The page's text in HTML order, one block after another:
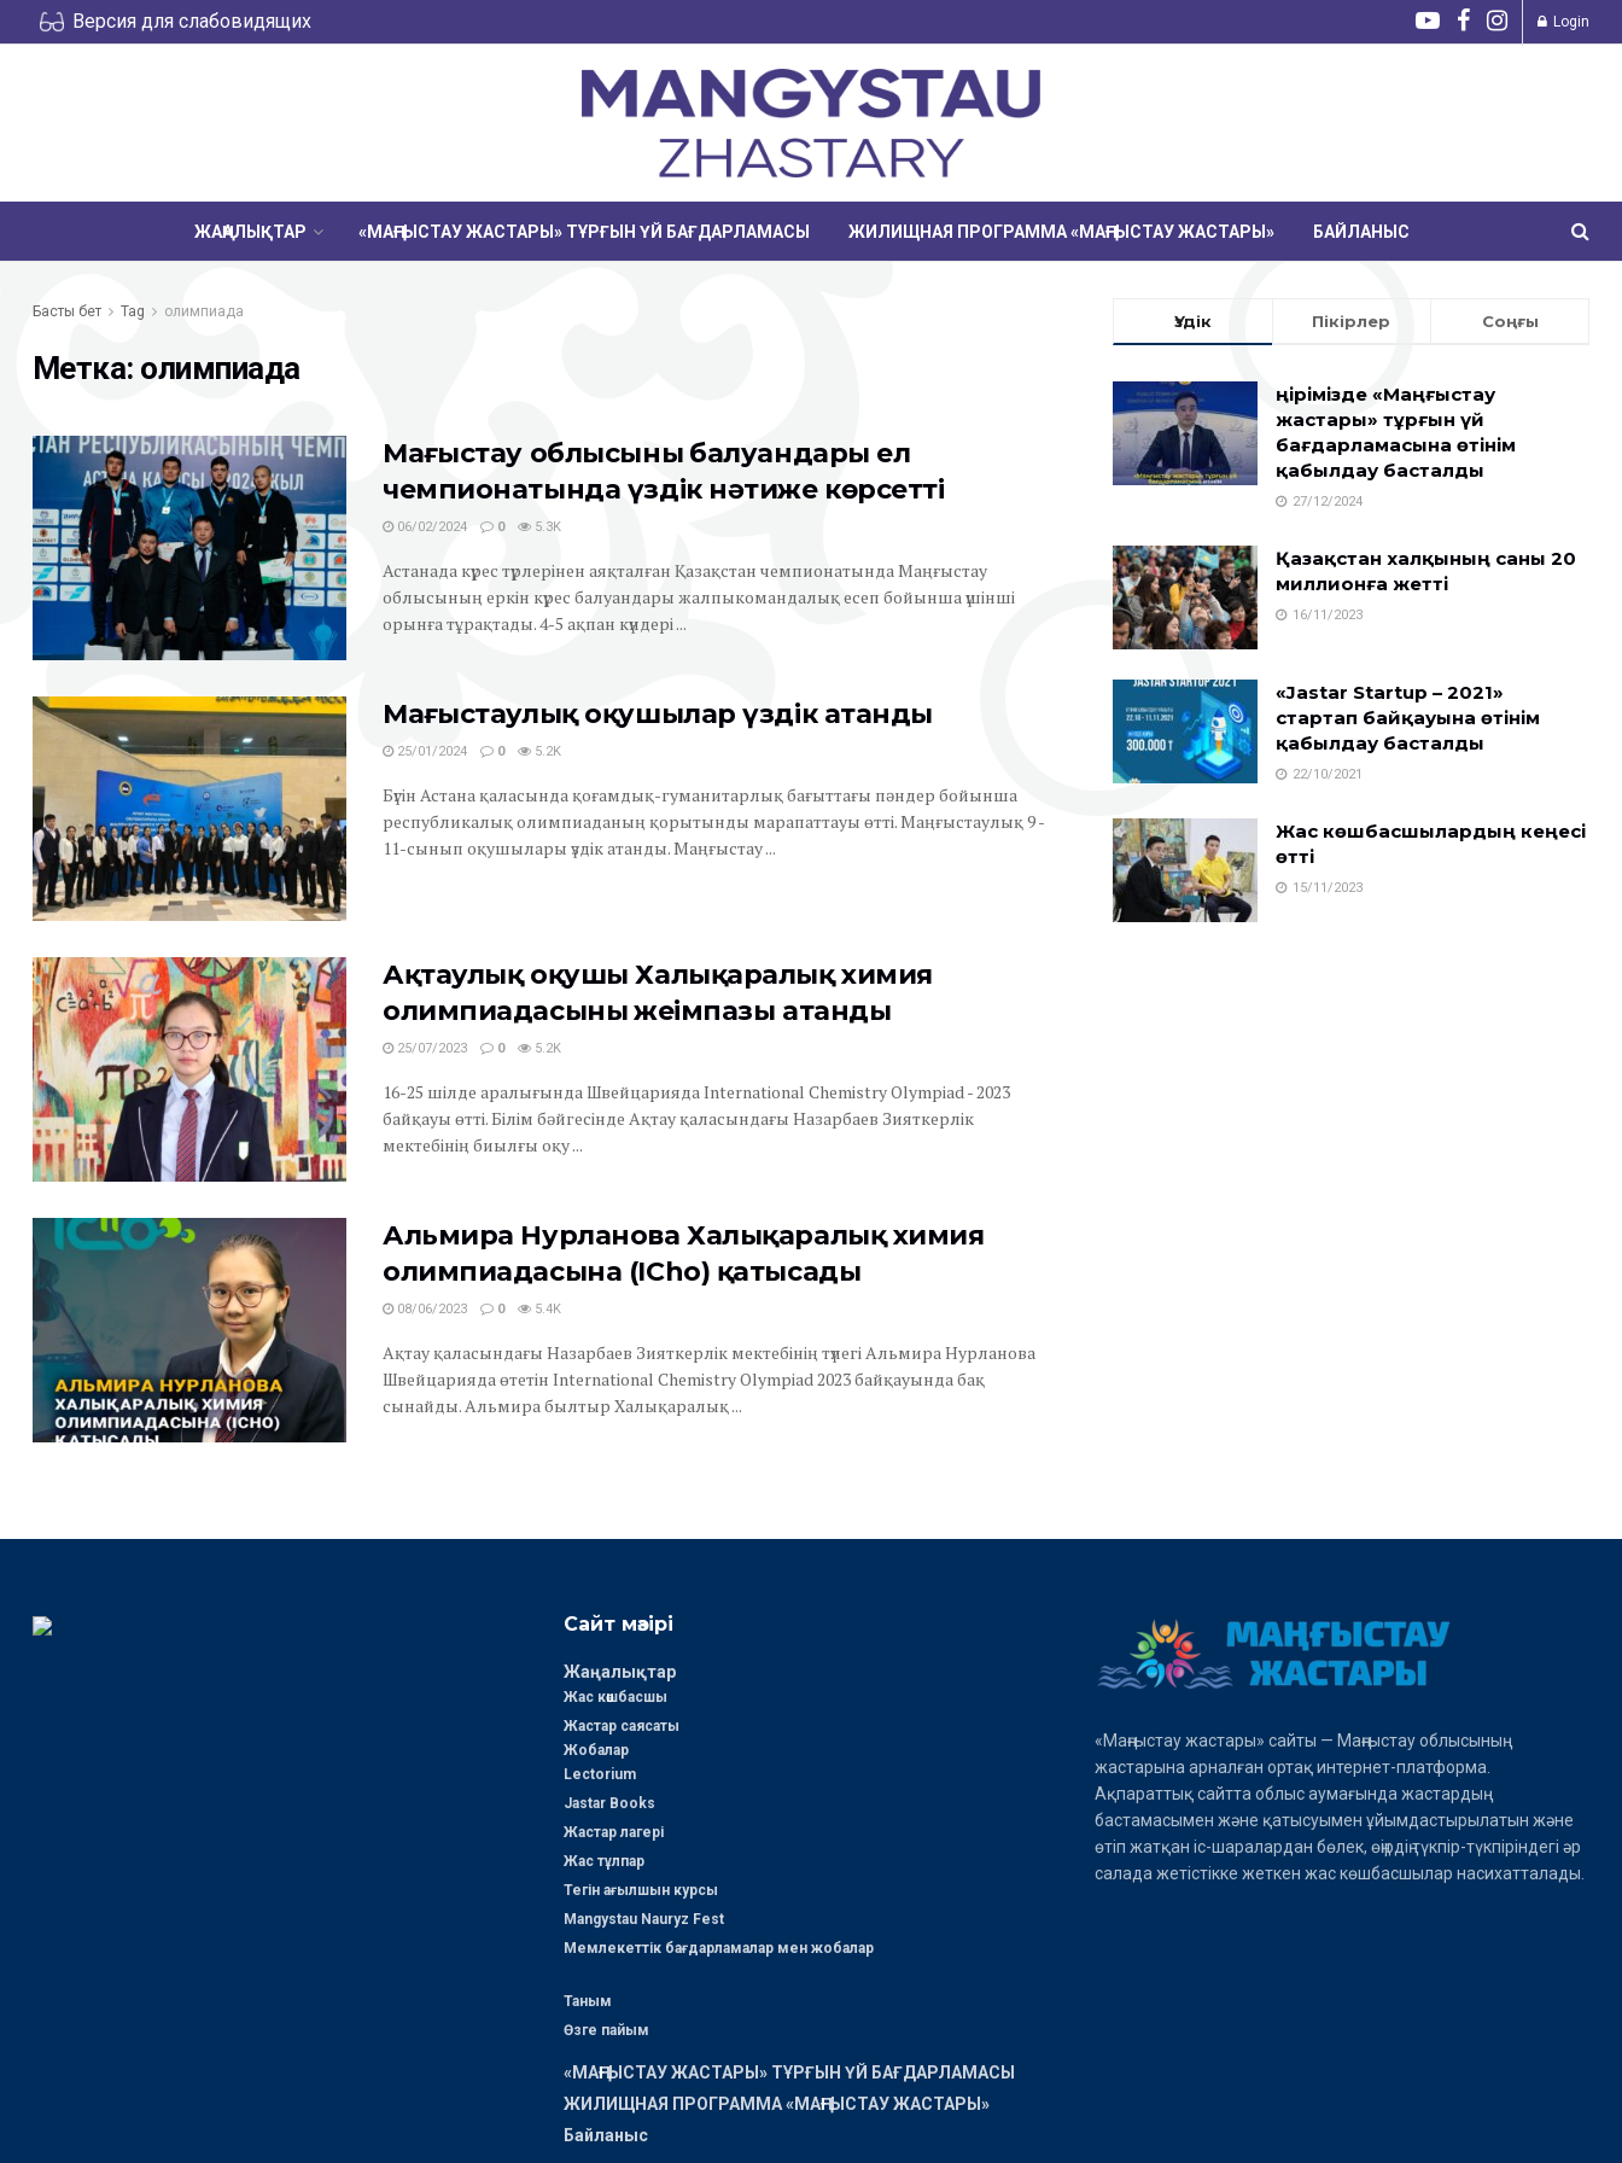
Версия для слабовидящих Login
ЖАҢАЛЫҚТАР «МАҢҒЫСТАУ ЖАСТАРЫ» ТҰРҒЫН ҮЙ БАҒДАРЛАМАСЫ ЖИЛИЩНАЯ ПРОГРАММА «МАҢҒЫСТАУ ЖАСТАРЫ» БАЙЛАНЫС
Басты бет Tag олимпиада
Метка: олимпиада
Маңғыстау облысының балуандары ел
чемпионатында үздік нәтиже көрсетті
06/02/2024 0 5.3K
Астанада күрес түрлерінен аяқталған Қазақстан чемпионатында Маңғыстау
облысының еркін күрес балуандары жалпыкомандалық есеп бойынша үшінші
орынға тұрақтады. 4-5 ақпан күндері ...
Маңғыстаулық оқушылар үздік атанды
25/01/2024 0 5.2K
Бүгін Астана қаласында қоғамдық-гуманитарлық бағыттағы пәндер бойынша
республикалық олимпиаданың қорытынды марапаттауы өтті. Маңғыстаулық 9 -
11-сынып оқушылары үздік атанды. Маңғыстау ...
Ақтаулық оқушы Халықаралық химия
олимпиадасының жеңімпазы атанды
25/07/2023 0 5.2K
16-25 шілде аралығында Швейцарияда International Chemistry Olympiad - 2023
байқауы өтті. Білім бәйгесінде Ақтау қаласындағы Назарбаев Зияткерлік
мектебінің биылғы оқу ...
Альмира Нурланова Халықаралық химия
олимпиадасына (ICho) қатысады
08/06/2023 0 5.4K
Ақтау қаласындағы Назарбаев Зияткерлік мектебінің түлегі Альмира Нурланова
Швейцарияда өтетін International Chemistry Olympiad 2023 байқауында бақ
сынайды. Альмира былтыр Халықаралық ...
Үздік Пікірлер Соңғы
Өңірімізде «Маңғыстау
жастары» тұрғын үй
бағдарламасына өтінім
қабылдау басталды
27/12/2024
Қазақстан халқының саны 20
миллионға жетті
16/11/2023
«Jastar Startup – 2021»
стартап байқауына өтінім
қабылдау басталды
22/10/2021
Жас көшбасшылардың кеңесі
өтті
15/11/2023
Сайт мәзірі
Жаңалықтар
Жас көшбасшы
Жастар саясаты
Жобалар
Lectorium
Jastar Books
Жастар лагері
Жас тұлпар
Тегін ағылшын курсы
Mangystau Nauryz Fest
Мемлекеттік бағдарламалар мен жобалар
Таным
Өзге пайым
«МАҢҒЫСТАУ ЖАСТАРЫ» ТҰРҒЫН ҮЙ БАҒДАРЛАМАСЫ
ЖИЛИЩНАЯ ПРОГРАММА «МАҢҒЫСТАУ ЖАСТАРЫ»
Байланыс
«Маңғыстау жастары» сайты — Маңғыстау облысының
жастарына арналған ортақ интернет-платформа.
Ақпараттық сайтта облыс аумағында жастардың
бастамасымен және қатысуымен ұйымдастырылатын және
өтіп жатқан іс-шаралардан бөлек, өңірдің түкпір-түкпіріндегі әр
салада жетістікке жеткен жас көшбасшылар насихатталады.